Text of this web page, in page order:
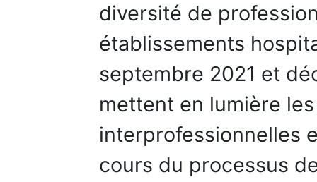
diversité de
établissements
septembre 2021 et
mettent en lumière
interprofessionnelles
cours du processus